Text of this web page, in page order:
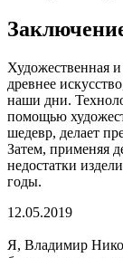
Художественная
древнее
наши дни.
помощью
шедевр, делает
Затем, применяя
недостатки
годы.
12.05.2019
Я, Владимир